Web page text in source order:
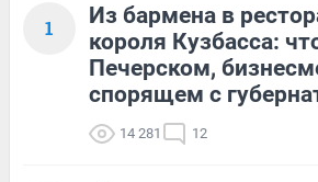
1
Из бармена в
короля Кузбасса:
Печерском,
спорящем с
14 281 12